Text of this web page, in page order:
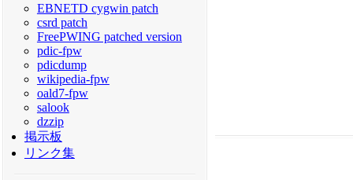
EBNETD cygwin patch
csrd patch
FreePWING patched version
pdic-fpw
pdicdump
wikipedia-fpw
oald7-fpw
salook
dzzip
掲示板
リンク集